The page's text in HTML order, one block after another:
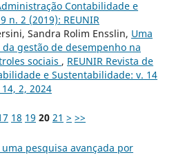
Contabilidade e
n. 2 (2019): REUNIR
Sandra Rolim Ensslin, Uma
gestão de desempenho na
sociais , REUNIR Revista de
e Sustentabilidade: v. 14
2, 2024
18 19 20 21 > >>
pesquisa avançada por